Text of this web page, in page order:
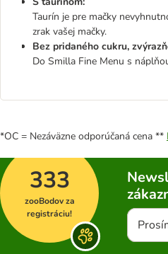
Taurín je pre mačky
zrak vašej mačky.
Bez pridaného cukru,
Do Smilla Fine Menu s
*OC = Nezáväzne odporúčaná cena **
333
zooBodov za
registráciu!